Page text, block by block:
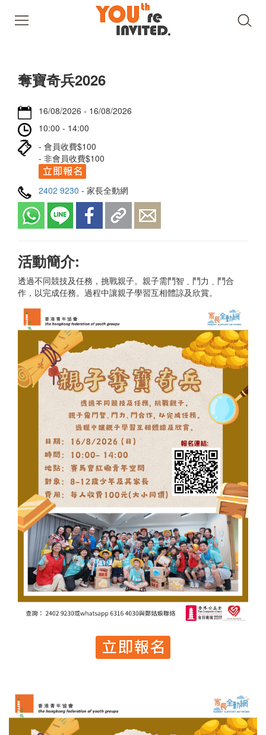
奪寶奇兵2026
16/08/2026 - 16/08/2026
10:00 - 14:00
- 會員收費$100
- 非會員收費$100
2402 9230 - 家長全動網
活動簡介:
透過不同競技及任務，挑戰親子。親子需鬥智﹑鬥力﹑鬥合
作，以完成任務。過程中讓親子學習互相體諒及欣賞。